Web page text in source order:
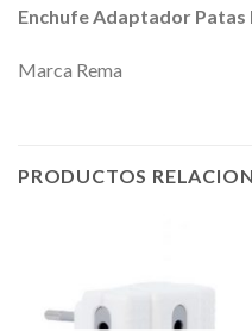
Enchufe Adaptador Patas
Marca Rema
PRODUCTOS